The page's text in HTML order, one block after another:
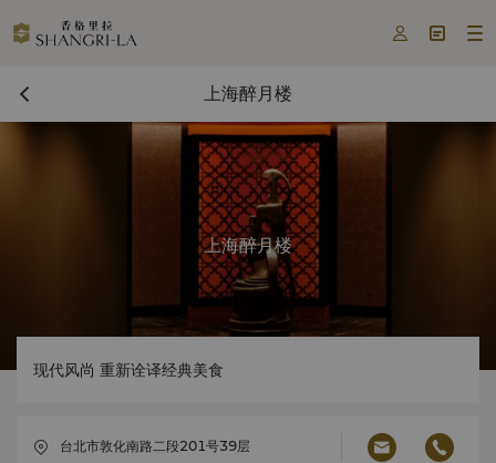
  
上海醉月楼
上海醉月楼
现代风尚 重新诠译经典美食
台北市敦化南路二段201号39层